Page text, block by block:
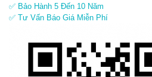
✅ Bảo Hành 5 Đến 10 Năm
✅ Tư Vấn Báo Giá Miễn Phí